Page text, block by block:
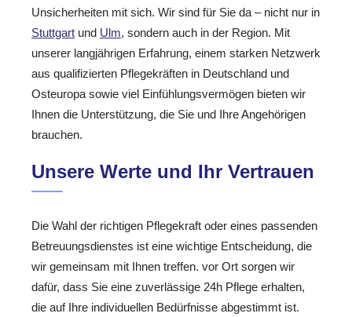
Unsicherheiten mit sich. Wir sind für Sie da – nicht nur in
Stuttgart und Ulm, sondern auch in der Region. Mit
unserer langjährigen Erfahrung, einem starken Netzwerk
aus qualifizierten Pflegekräften in Deutschland und
Osteuropa sowie viel Einfühlungsvermögen bieten wir
Ihnen die Unterstützung, die Sie und Ihre Angehörigen
brauchen.
Unsere Werte und Ihr Vertrauen
Die Wahl der richtigen Pflegekraft oder eines passenden
Betreuungsdienstes ist eine wichtige Entscheidung, die
wir gemeinsam mit Ihnen treffen. vor Ort sorgen wir
dafür, dass Sie eine zuverlässige 24h Pflege erhalten,
die auf Ihre individuellen Bedürfnisse abgestimmt ist.